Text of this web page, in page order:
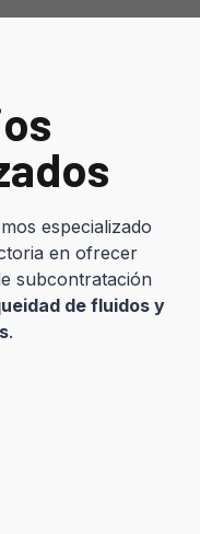
especializado
en ofrecer
subcontratación
de fluidos y
.